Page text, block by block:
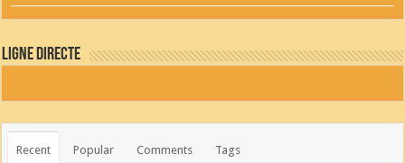
Ligne Directe
Recent Popular Comments Tags